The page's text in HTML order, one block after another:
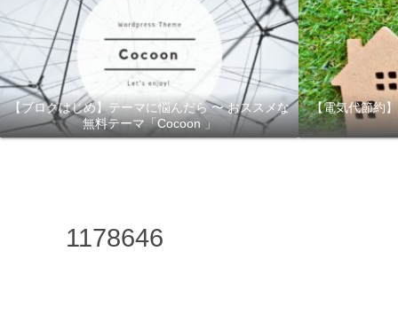
【ブログはじめ】テーマに悩んだら 〜 おススメな
無料テーマ「Cocoon 」
【電気代節約
1178646